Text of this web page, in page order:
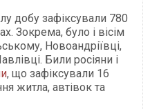
добу зафіксували 780
Зокрема, було і вісім
Новоандріївці,
Били росіяни і
, що зафіксували 16
житла, автівок та